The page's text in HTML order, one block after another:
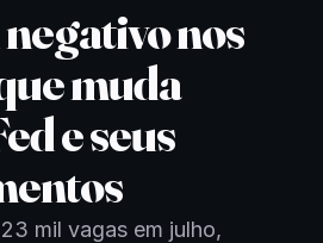
nos
muda
e seus
mil vagas em julho,